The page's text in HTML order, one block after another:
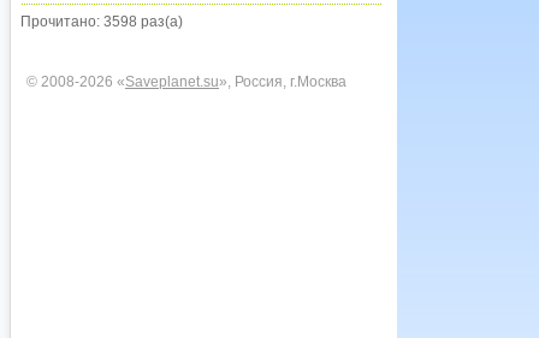
Прочитано: 3598 раз(а)
© 2008-2026 «Saveplanet.su», Россия, г.Москва